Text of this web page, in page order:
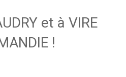
et à VIRE
!